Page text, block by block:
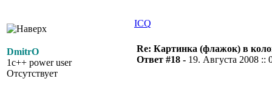
ICQ
DmitrO
1c++ power user
Отсутствует
Re: Картинка (флажок) в
Ответ #18 - 19. Августа 2008 ::